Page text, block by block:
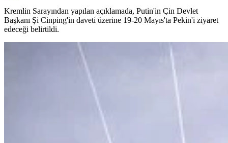
Kremlin Sarayından yapılan açıklamada, Putin'in Çin Devlet
Başkanı Şi Cinping'in daveti üzerine 19-20 Mayıs'ta Pekin'i ziyaret
edeceği belirtildi.